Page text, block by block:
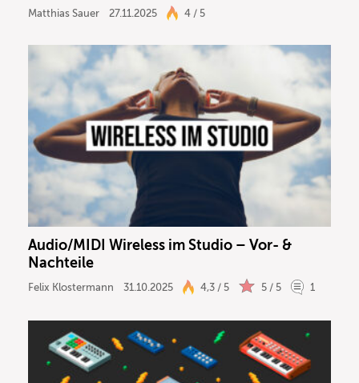
Matthias Sauer 27.11.2025 4 / 5
Audio/MIDI Wireless im Studio – Vor- &
Nachteile
Felix Klostermann 31.10.2025 4,3 / 5 5 / 5 1